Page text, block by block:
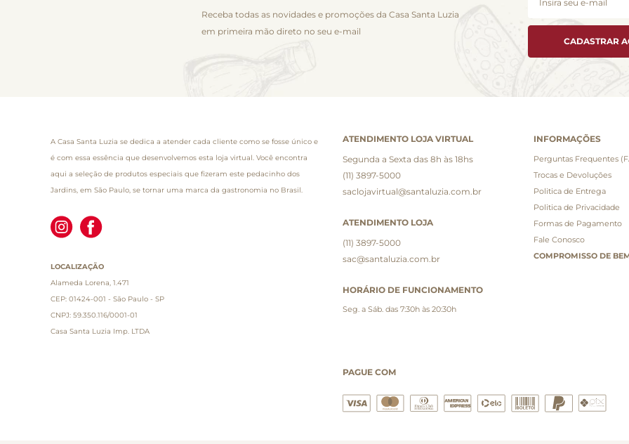
Receba todas as novidades e promoções da Casa Santa Luzia
em primeira mão direto no seu e-mail
CADASTRAR
A Casa Santa Luzia se dedica a atender cada cliente como se fosse único e
é com essa essência que desenvolvemos esta loja virtual. Você encontra
aqui a seleção de produtos especiais que fizeram este pedacinho dos
Jardins, em São Paulo, se tornar uma marca da gastronomia no Brasil.
LOCALIZAÇÃO
Alameda Lorena, 1.471
CEP: 01424-001 - São Paulo - SP
CNPJ: 59.350.116/0001-01
Casa Santa Luzia Imp. LTDA
ATENDIMENTO LOJA VIRTUAL
Segunda a Sexta das 8h às 18hs
(11) 3897-5000
saclojavirtual@santaluzia.com.br
ATENDIMENTO LOJA
(11) 3897-5000
sac@santaluzia.com.br
HORÁRIO DE FUNCIONAMENTO
Seg. a Sáb. das 7:30h às 20:30h
INFORMAÇÕES
Perguntas Frequentes
Trocas e Devoluções
Politica de Entrega
Politica de Privacidade
Formas de Pagamento
Fale Conosco
COMPROMISSO DE
PAGUE COM